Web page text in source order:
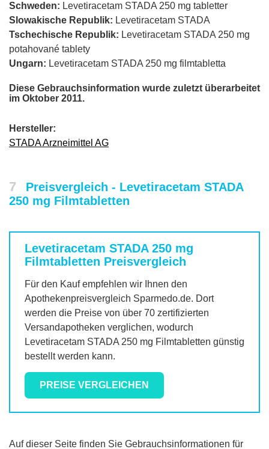
Schweden: Levetiracetam STADA 250 mg tabletter
Slowakische Republik: Levetiracetam STADA
Tschechische Republik: Levetiracetam STADA 250 mg
potahované tablety
Ungarn: Levetiracetam STADA 250 mg filmtabletta
Diese Gebrauchsinformation wurde zuletzt überarbeitet
im Oktober 2011.
Hersteller:
STADA Arzneimittel AG
7
Preisvergleich - Levetiracetam STADA
250 mg Filmtabletten
Levetiracetam STADA 250 mg
Filmtabletten Preisvergleich
Für den Kauf empfehlen wir Ihnen den
Apothekenpreisvergleich Sparmedo.de. Dort
werden die Preise von über 70 zertifizierten
Versandapotheken verglichen, wodurch
Levetiracetam STADA 250 mg Filmtabletten günstig
bestellt werden kann.
PREISE VERGLEICHEN
Auf dieser Seite finden Sie Gebrauchsinformationen für